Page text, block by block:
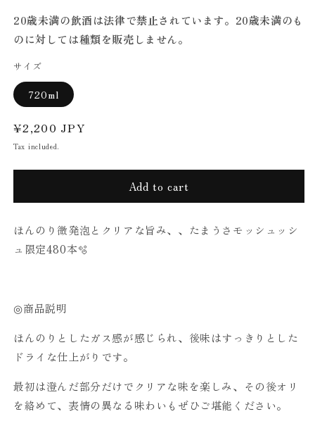
20歳未満の飲酒は法律で禁止されています。20歳未満のも
のに対しては種類を販売しません。
サイズ
720ml
Regular
price
¥2,200 JPY
Tax included.
Add to cart
ほんのり微発泡とクリアな旨み、、たまうさモッシュッシ
ュ限定480本🫧
◎商品説明
ほんのりとしたガス感が感じられ、後味はすっきりとした
ドライな仕上がりです。
最初は澄んだ部分だけでクリアな味を楽しみ、その後オリ
を絡めて、表情の異なる味わいもぜひご堪能ください。